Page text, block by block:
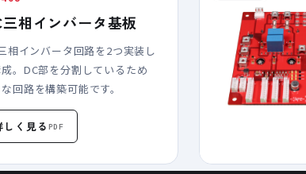
相インバータ基板
相インバータ回路を2つ実装し
。DC部を分割しているため
回路を構築可能です。
しく見る PDF